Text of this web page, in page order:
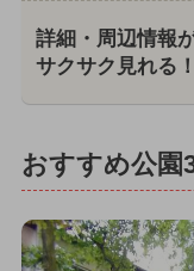
詳細・周辺情報
サクサク見れる！
おすすめ公園